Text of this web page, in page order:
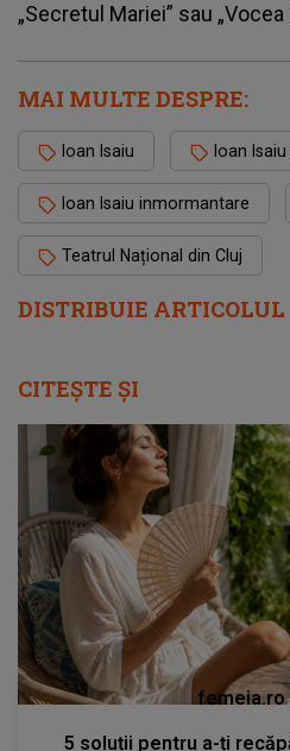
DISTRIBUIE ARTICOLUL
„Secretul Mariei” sau „Vocea
MAI MULTE DESPRE:
Ioan Isaiu Ioan
Ioan Isaiu inmormantare
Teatrul Național din Cluj
CITEȘTE ȘI
femeia.ro
5 soluții pentru a-ți